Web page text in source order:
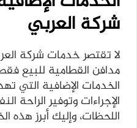
شركة العربي
لا تقتصر خدمات شركة
مدافن القطامية للبيع
الخدمات الإضافية التي
الإجراءات وتوفير
اللحظات، وإليك أبرز هذه